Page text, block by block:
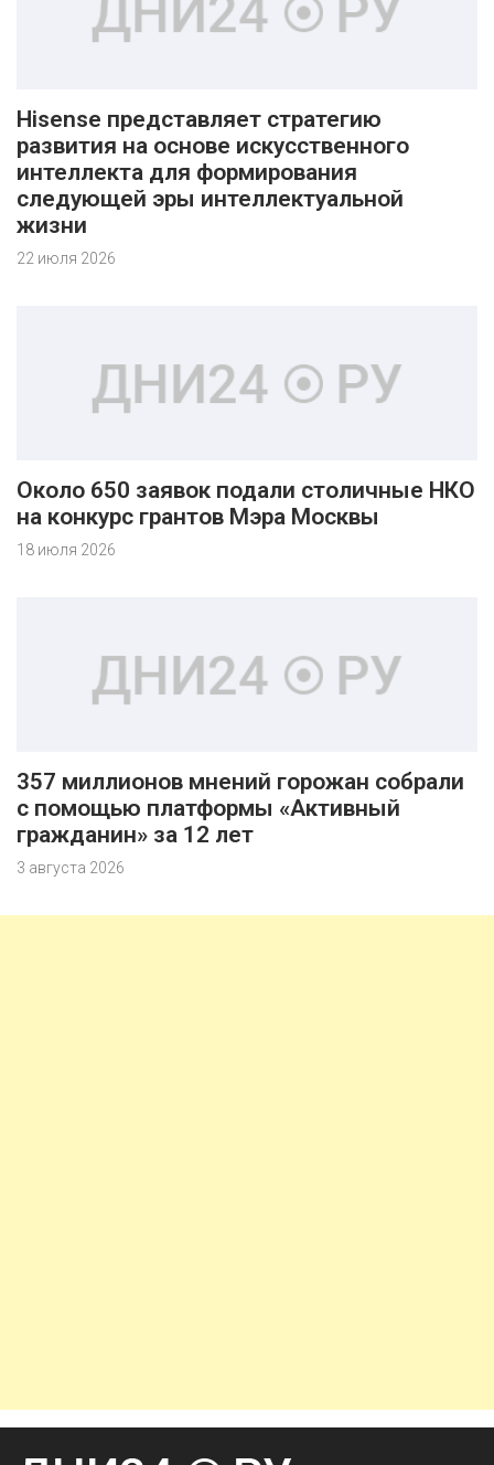
Hisense представляет стратегию
развития на основе искусственного
интеллекта для формирования
следующей эры интеллектуальной
жизни
22 июля 2026
Около 650 заявок подали столичные НКО
на конкурс грантов Мэра Москвы
18 июля 2026
357 миллионов мнений горожан собрали
с помощью платформы «Активный
гражданин» за 12 лет
3 августа 2026